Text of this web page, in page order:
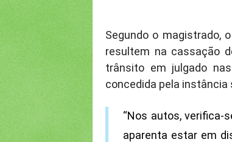
Segundo o magistrado,
resultem na cassação
trânsito em julgado
concedida pela instância
“Nos autos, verifica-
aparenta estar em